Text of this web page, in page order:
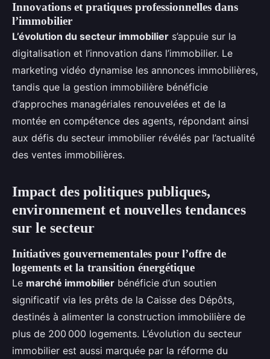
Innovations et pratiques professionnelles dans
l’immobilier
L’évolution du secteur immobilier s’appuie sur la
digitalisation et l’innovation dans l’immobilier. Le
marketing vidéo dynamise les annonces immobilières,
tandis que la gestion immobilière bénéficie
d’approches managériales renouvelées et de la
montée en compétence des agents, répondant ainsi
aux défis du secteur immobilier révélés par l’actualité
des ventes immobilières.
Impact des politiques publiques,
environnement et nouvelles tendances
sur le secteur
Initiatives gouvernementales pour l’offre de
logements et la transition énergétique
Le marché immobilier bénéficie d’un soutien
significatif via les prêts de la Caisse des Dépôts,
destinés à alimenter la construction immobilière de
plus de 200 000 logements. L’évolution du secteur
immobilier est aussi marquée par la réforme du